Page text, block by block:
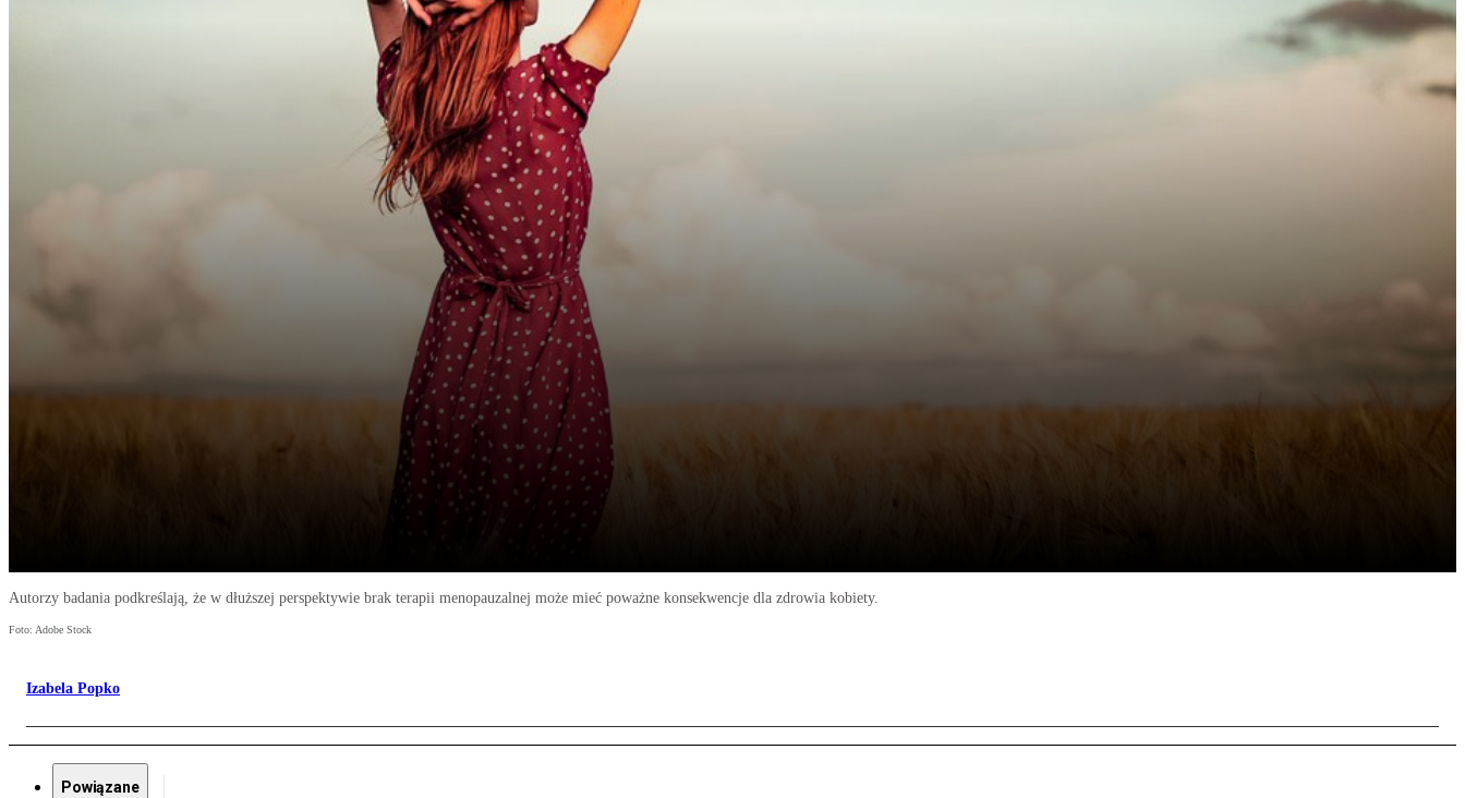
Autorzy badania podkreślają, że w dłuższej perspektywie brak terapii menopauzalnej może mieć poważne konsekwencje dla zdrowia kobiety.
Foto: Adobe Stock
Izabela Popko
Powiązane